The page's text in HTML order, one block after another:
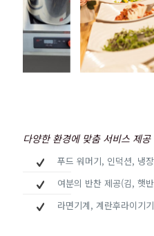
다양한 환경에 맞춤 서비스 제공
푸드 워머기, 인덕션, 냉
여분의 반찬 제공(김, 햇
라면기계, 계란후라이기